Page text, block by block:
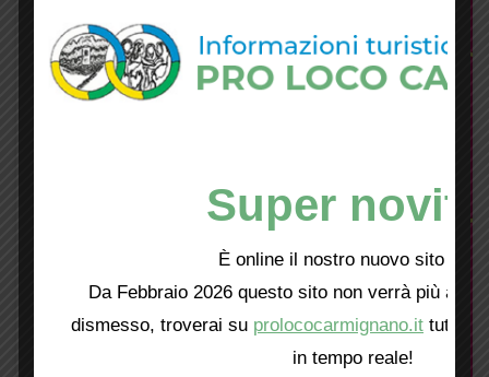
Super
È online il nostro nuovo sito web!
Da Febbraio 2026 questo sito non verrà più
dismesso, troverai su prolococarmignano.it tutti i
in tempo reale!